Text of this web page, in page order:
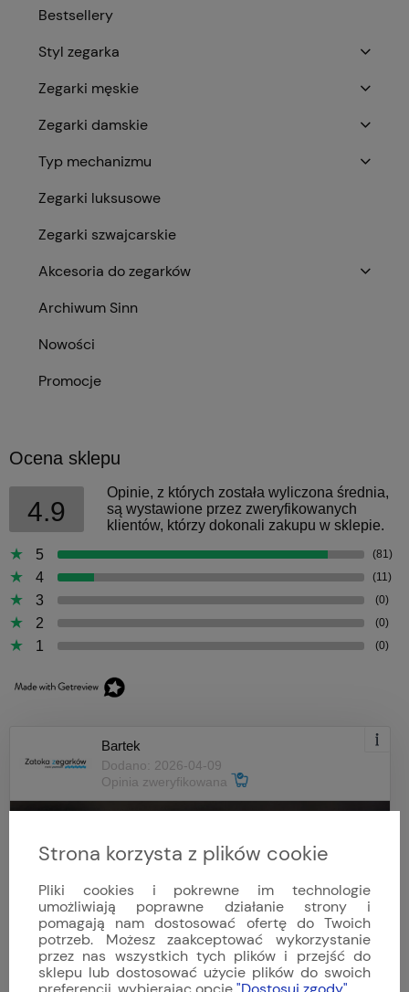
Bestsellery
Styl zegarka
Zegarki męskie
Zegarki damskie
Typ mechanizmu
Zegarki luksusowe
Zegarki szwajcarskie
Akcesoria do zegarków
Archiwum Sinn
Nowości
Promocje
Ocena sklepu
4.9
Opinie, z których została wyliczona średnia,
są wystawione przez zweryfikowanych
klientów, którzy dokonali zakupu w sklepie.
5
(81)
4 (11)
3 (0)
2 (0)
1 (0)
Bartek
Dodano: 2026-04-09
Opinia zweryfikowana
Strona korzysta z plików cookie
Pliki cookies i pokrewne im technologie
umożliwiają poprawne działanie strony i
pomagają nam dostosować ofertę do Twoich
potrzeb. Możesz zaakceptować wykorzystanie
przez nas wszystkich tych plików i przejść do
sklepu lub dostosować użycie plików do swoich